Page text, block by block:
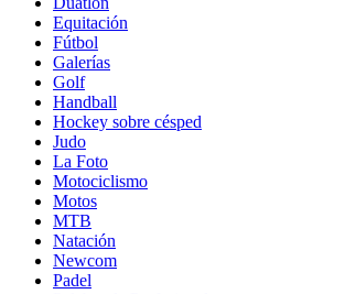
Equitación
Fútbol
Galerías
Golf
Handball
Hockey sobre césped
Judo
La Foto
Motociclismo
Motos
MTB
Natación
Newcom
Padel